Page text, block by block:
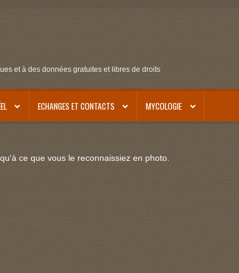
et à des données gratuites et libres de droits
ECHANGES ET CONTACTS MYCOLOGIE
ce que vous le reconnaissiez en photo.